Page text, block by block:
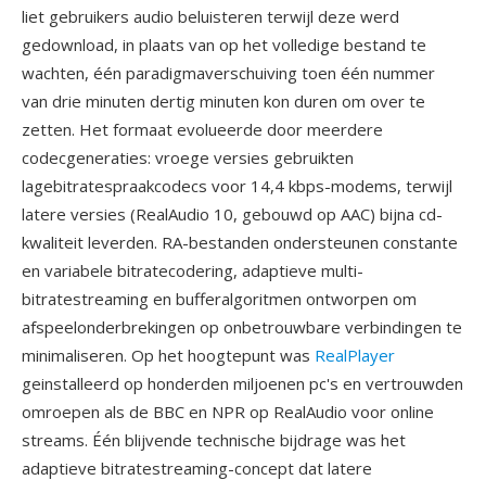
liet gebruikers audio beluisteren terwijl deze werd
gedownload, in plaats van op het volledige bestand te
wachten, één paradigmaverschuiving toen één nummer
van drie minuten dertig minuten kon duren om over te
zetten. Het formaat evolueerde door meerdere
codecgeneraties: vroege versies gebruikten
lagebitratespraakcodecs voor 14,4 kbps-modems, terwijl
latere versies (RealAudio 10, gebouwd op AAC) bijna cd-
kwaliteit leverden. RA-bestanden ondersteunen constante
en variabele bitratecodering, adaptieve multi-
bitratestreaming en bufferalgoritmen ontworpen om
afspeelonderbrekingen op onbetrouwbare verbindingen te
minimaliseren. Op het hoogtepunt was RealPlayer
geinstalleerd op honderden miljoenen pc's en vertrouwden
omroepen als de BBC en NPR op RealAudio voor online
streams. Één blijvende technische bijdrage was het
adaptieve bitratestreaming-concept dat latere